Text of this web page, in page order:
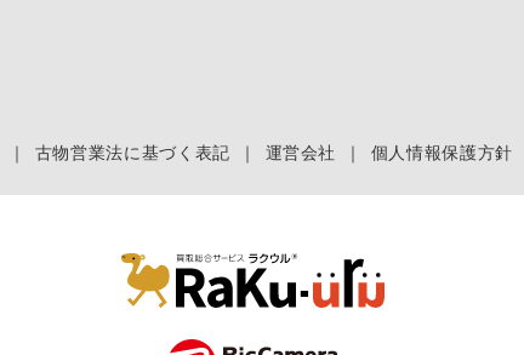
｜ 古物営業法に基づく表記 ｜ 運営会社 ｜ 個人情報保護方針